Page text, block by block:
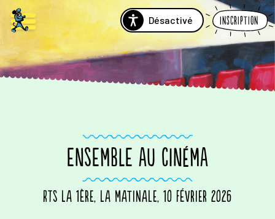
Désactivé Inscription
ENSEMBLE AU CINÉMA
RTS La 1ère, La Matinale, 10 février 2026